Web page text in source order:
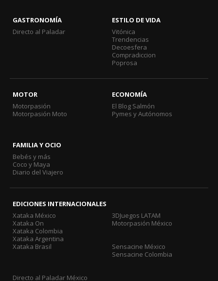
GASTRONOMÍA
Directo al Paladar
ESTILO DE VIDA
Vitónica
Trendencias
Decoesfera
Compradiccion
Poprosa
MOTOR
Motorpasión
Motorpasión Moto
ECONOMÍA
El Blog Salmón
Pymes y Autónomos
FAMILIA Y OCIO
Bebés y más
Coco y Maya
Diario del Viajero
EDICIONES INTERNACIONALES
Xataka México
Xataka On
Xataka Colombia
Xataka Argentina
Xataka Brasil
3DJuegos LATAM
Motorpasión México
Sensacine México
Sensacine Colombia
Directo al Paladar México